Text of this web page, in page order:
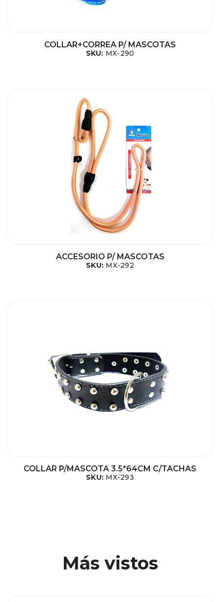
COLLAR+CORREA P/ MASCOTAS
SKU: MX-290
ACCESORIO P/ MASCOTAS
SKU: MX-292
COLLAR P/MASCOTA 3.5*64CM C/TACHAS
SKU: MX-293
Más vistos